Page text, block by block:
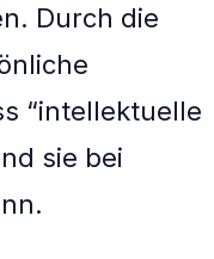
Durch die
“intellektuelle
sie bei